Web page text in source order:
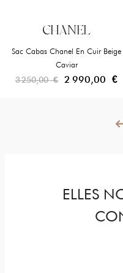
CHANEL
Sac Cabas Chanel En Cuir Beige
Caviar
2 990,00 €
3 250,00 €
ELLES